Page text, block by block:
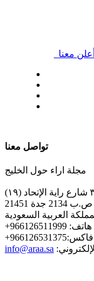
أعلن معنا
تواصل معنا
مجلة اراء حول الخليج
(١٩)
ص.ب 2134 جدة 21451
العربية السعودية
+هاتف: 966126511999
+فاكس:966126531375
info@araa.sa